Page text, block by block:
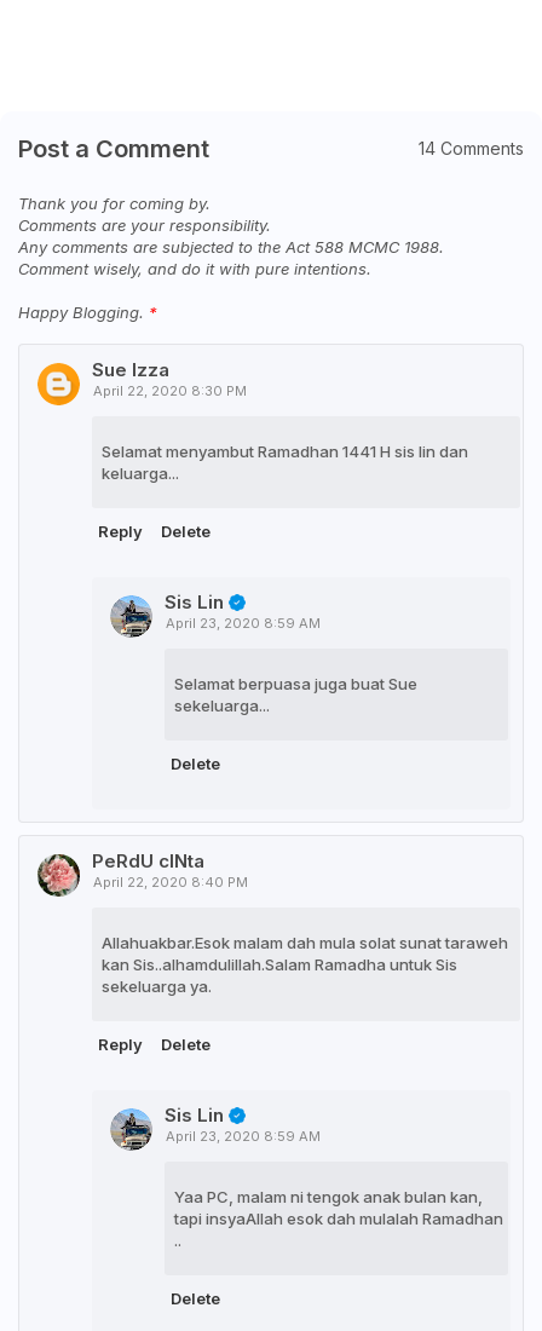
Post a Comment 14 Comments
Thank you for coming by.
Comments are your responsibility.
Any comments are subjected to the Act 588 MCMC 1988.
Comment wisely, and do it with pure intentions.
Happy Blogging.
Sue Izza
April 22, 2020 8:30 PM
Selamat menyambut Ramadhan 1441 H sis lin dan
keluarga...
Reply Delete
Sis Lin
April 23, 2020 8:59 AM
Selamat berpuasa juga buat Sue
sekeluarga...
Delete
PeRdU cINta
April 22, 2020 8:40 PM
Allahuakbar.Esok malam dah mula solat sunat taraweh
kan Sis..alhamdulillah.Salam Ramadha untuk Sis
sekeluarga ya.
Reply Delete
Sis Lin
April 23, 2020 8:59 AM
Yaa PC, malam ni tengok anak bulan kan,
tapi insyaAllah esok dah mulalah Ramadhan
..
Delete